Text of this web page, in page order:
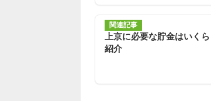
関連記事
上京に必要な貯金はいく
紹介